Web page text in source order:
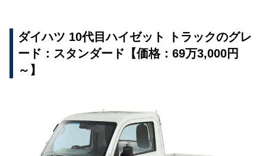
ダイハツ 10代目ハイゼット トラックのグレ
ード：スタンダード【価格：69万3,000円
～】